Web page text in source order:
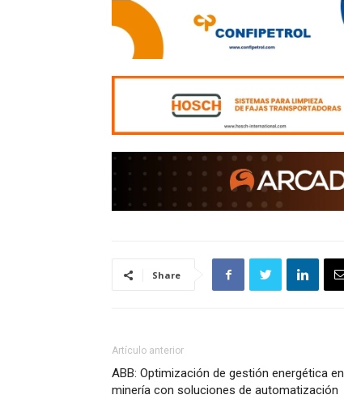
Share
Artículo anterior
ABB: Optimización de gestión energética en
minería con soluciones de automatización